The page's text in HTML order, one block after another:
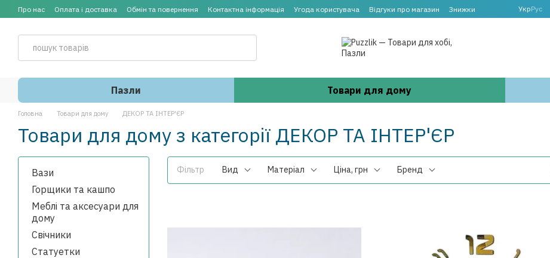
Перейти до основного контенту
Про нас Оплата і доставка Обмін та повернення Контактна інформація Угода користувача Відгуки про магазин Знижки УкрРус
Пазли Товари для дому
Головна Товари для дому ДЕКОР ТА ІНТЕР'ЄР
Товари для дому з категорії ДЕКОР ТА ІНТЕР'ЄР
Фільтр Вид Матеріал Ціна, грн Бренд
Вази
Горщики та кашпо
Меблі та аксесуари для
дому
Свічники
Статуетки